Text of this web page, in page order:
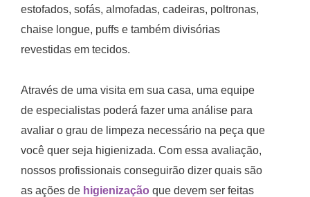
estofados, sofás, almofadas, cadeiras, poltronas,
chaise longue, puffs e também divisórias
revestidas em tecidos.
Através de uma visita em sua casa, uma equipe
de especialistas poderá fazer uma análise para
avaliar o grau de limpeza necessário na peça que
você quer seja higienizada. Com essa avaliação,
nossos profissionais conseguirão dizer quais são
as ações de higienização que devem ser feitas